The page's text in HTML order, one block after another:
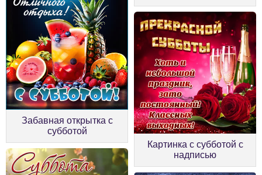
Забавная открытка с
субботой
Картинка с субботой с
надписью